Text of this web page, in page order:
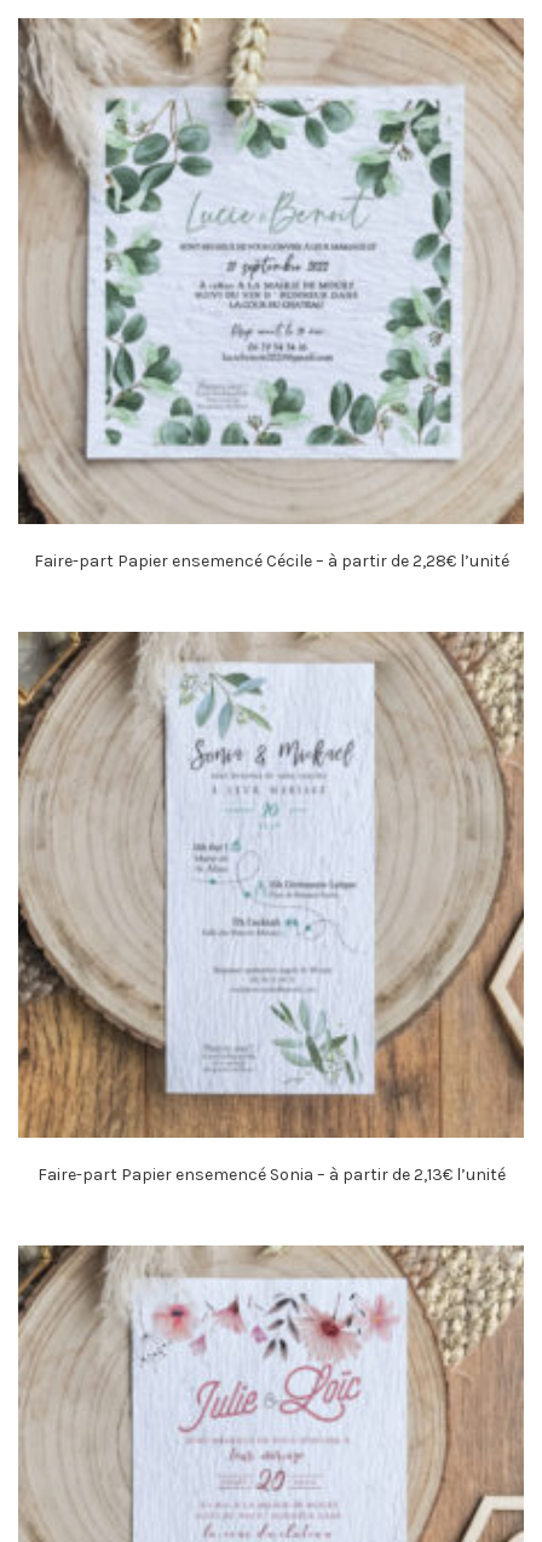
Faire-part Papier ensemencé Cécile – à partir de 2,28€ l’unité
Faire-part Papier ensemencé Sonia – à partir de 2,13€ l’unité